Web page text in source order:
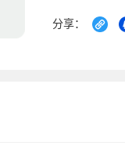
分享：